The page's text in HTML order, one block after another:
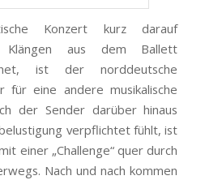
Konzert kurz darauf
Klängen aus dem Ballett
ist der norddeutsche
für eine andere musikalische
der Sender darüber hinaus
verpflichtet fühlt, ist
einer „Challenge“ quer durch
Nach und nach kommen